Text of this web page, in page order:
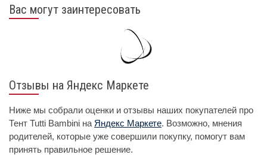
Вас могут заинтересовать
Отзывы на Яндекс Маркете
Ниже мы собрали оценки и отзывы наших покупателей про
Тент Tutti Bambini на Яндекс Маркете. Возможно, мнения
родителей, которые уже совершили покупку, помогут вам
принять правильное решение.